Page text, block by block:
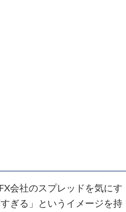
会社のスプレッドを気にす
ぎる」というイメージを持